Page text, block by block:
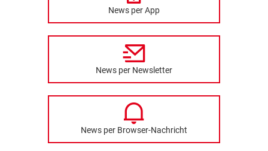
News per App
News per Newsletter
News per Browser-Nachricht